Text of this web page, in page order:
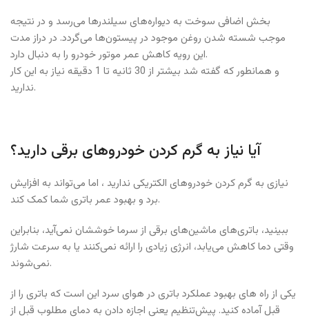
بخش اضافی سوخت به دیواره‌های سیلندرها می‌رسد و در نتیجه
موجب شسته شدن روغن موجود در پیستون‌ها می‌گردد. در دراز مدت
این رویه کاهش عمر موتور خودرو را به دنبال دارد.
و همانطور که گفته شد بیشتر از 30 ثانیه تا 1 دقیقه نیاز به این کار
ندارید.
آیا نیاز به گرم کردن خودروهای برقی دارید؟
نیازی به گرم کردن خودروهای الکتریکی ندارید ، اما می‌تواند به افزایش
برد و بهبود عمر باتری شما کمک کند.
ببینید، باتری‌های ماشین‌های برقی از سرما خوششان نمی‌آید، بنابراین
وقتی دما کاهش می‌یابد، انرژی زیادی را ارائه نمی‌کنند یا به سرعت شارژ
نمی‌شوند.
یکی از راه های بهبود عملکرد باتری در هوای سرد این است که باتری را از
قبل آماده کنید. پیش‌تنظیم یعنی اجازه دادن به دمای مطلوب قبل از